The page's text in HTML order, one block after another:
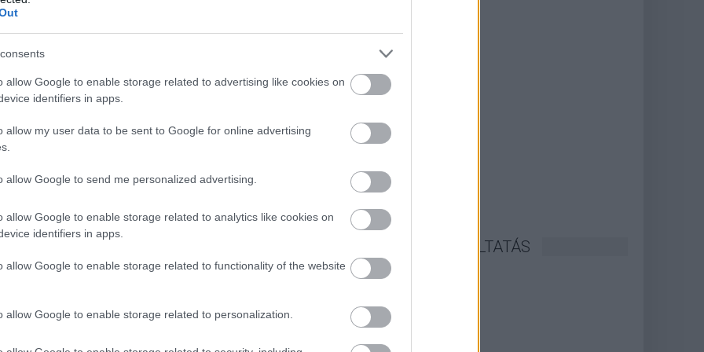
allow Google to enable storage related to advertising like cookies on
identifiers in apps.
allow my user data to be sent to Google for online advertising
allow Google to send me personalized advertising.
allow Google to enable storage related to analytics like cookies on
identifiers in apps.
allow Google to enable storage related to functionality of the website
allow Google to enable storage related to personalization.
rejlő gazdasági előnyöket: az adatelemzés - a
vagy prediktív modellezéssel ötvözve - új
hatékony cégek az elemzések segítségével kezdik
- és ez a vállalati eredményre is nagy hatást
csatornákat és a piac magatartását is.
véleményét mélyebben megismerni és
a legnyereségesebb ügyfél-szegmensek
valamint a kereszt-, és felfelé értékesítés (cross-
a termék innovációt. A vállalat elvégezheti a
fejlesztési és ügyfélszolgálati adatok egymáshoz
fejleszthet ki, kihasználhatja a piaci réseket és
lehetőségeket. • Optimalizálni az
tervezést szolgáló kulcsfontosságú mérési
pontos igény-előrejelzések készíthetők,
valamint tökéletesíthető az árképzés. •
köszönhetően a vállalat rámutathat pénzügyi
és versenyképes tudását a bevételek
konvertálhatja. A vállalatok meghatározhatnak
CÉGINFÓ SZOLGÁLTATÁS
Belépés / Regisztráció
Hírek listája